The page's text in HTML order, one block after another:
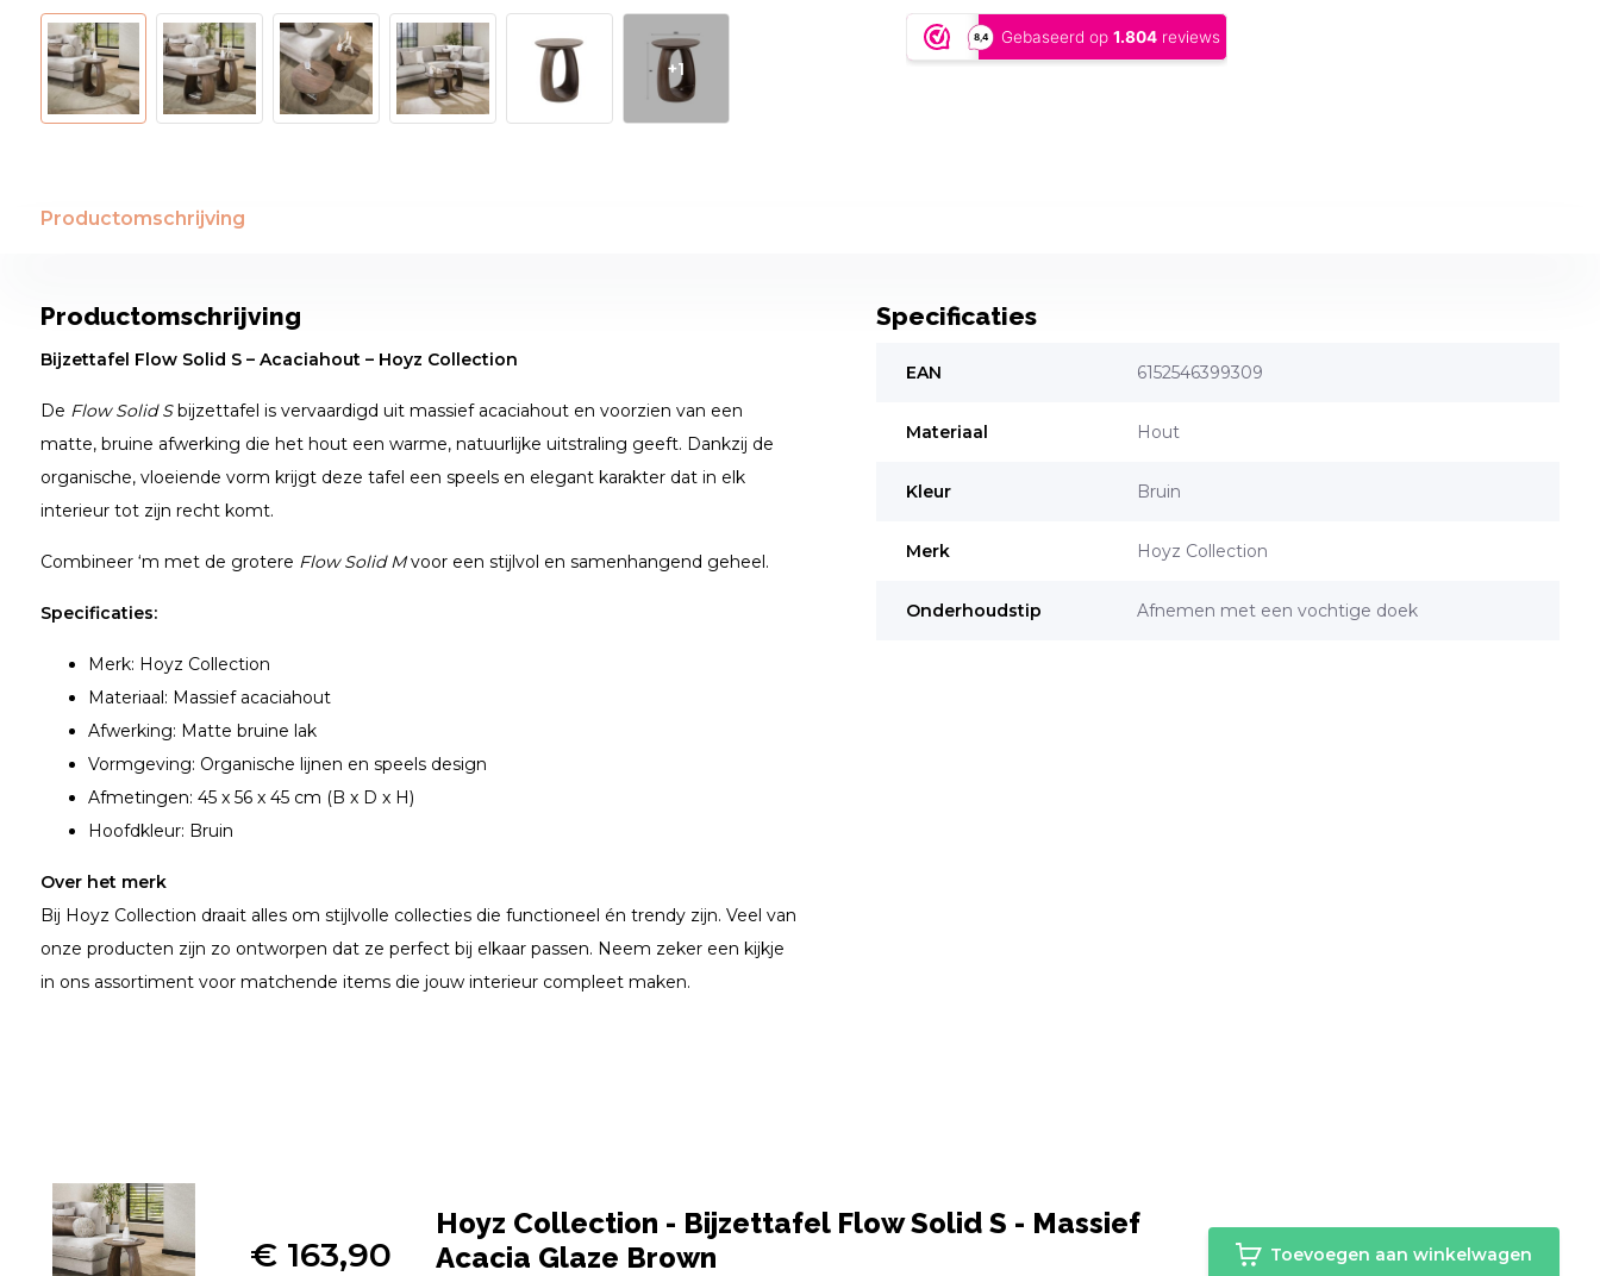
+1
Productomschrijving
Productomschrijving
Bijzettafel Flow Solid S – Acaciahout – Hoyz Collection
De Flow Solid Sbijzettafel is vervaardigd uit massief acaciahout en voorzien van een
matte, bruine afwerking die het hout een warme, natuurlijke uitstraling geeft. Dankzij de
organische, vloeiende vorm krijgt deze tafel een speels en elegant karakter dat in elk
interieur tot zijn recht komt.
Combineer ‘m met de grotere Flow Solid Mvoor een stijlvol en samenhangend geheel.
Specificaties:
Merk: Hoyz Collection
Materiaal: Massief acaciahout
Afwerking: Matte bruine lak
Vormgeving: Organische lijnen en speels design
Afmetingen: 45 x 56 x 45 cm (B x D x H)
Hoofdkleur: Bruin
Over het merk
Bij Hoyz Collection draait alles om stijlvolle collecties die functioneel én trendy zijn. Veel van
onze producten zijn zo ontworpen dat ze perfect bij elkaar passen. Neem zeker een kijkje
in ons assortiment voor matchende items die jouw interieur compleet maken.
Specificaties
EAN 6152546399309
Materiaal Hout
Kleur Bruin
Merk Hoyz Collection
Onderhoudstip Afnemen met een vochtige doek
€ 163,90
Hoyz Collection - Bijzettafel Flow Solid S - Massief
Acacia Glaze Brown
Toevoegen aan winkelwagen